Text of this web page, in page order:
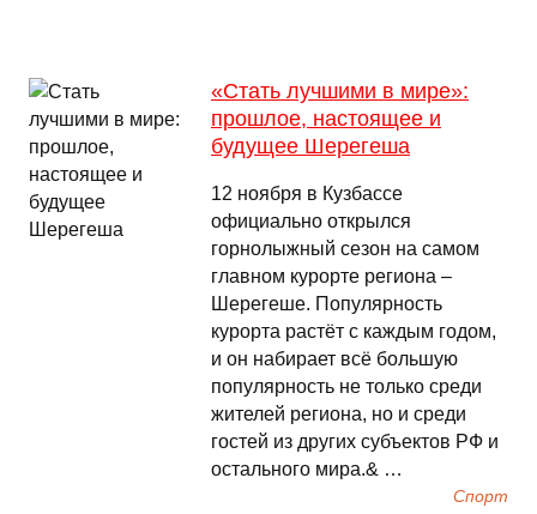
«Стать лучшими в мире»:
прошлое, настоящее и
будущее Шерегеша
12 ноября в Кузбассе
официально открылся
горнолыжный сезон на самом
главном курорте региона –
Шерегеше. Популярность
курорта растёт с каждым годом,
и он набирает всё большую
популярность не только среди
жителей региона, но и среди
гостей из других субъектов РФ и
остального мира.& …
Спорт